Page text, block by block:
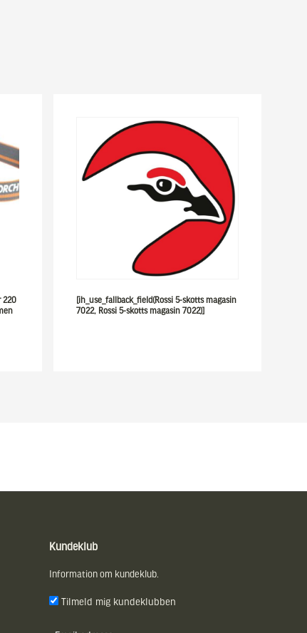
220
[ih_use_fallback_field(Rossi 5-skotts magasin
7022, Rossi 5-skotts magasin 7022)]
Kundeklub
Information om kundeklub.
Tilmeld mig kundeklubben